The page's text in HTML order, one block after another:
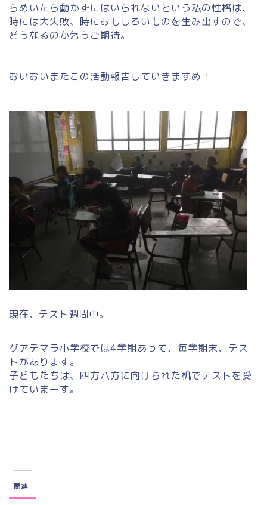
らめいたら動かずにはいられないという私の性格は、
時には大失敗、時におもしろいものを生み出すので、
どうなるのか乞うご期待。
おいおいまたこの活動報告していきますめ！
現在、テスト週間中。
グアテマラ小学校では4学期あって、毎学期末、テス
トがあります。
子どもたちは、四方八方に向けられた机でテストを受
けていまーす。
関連